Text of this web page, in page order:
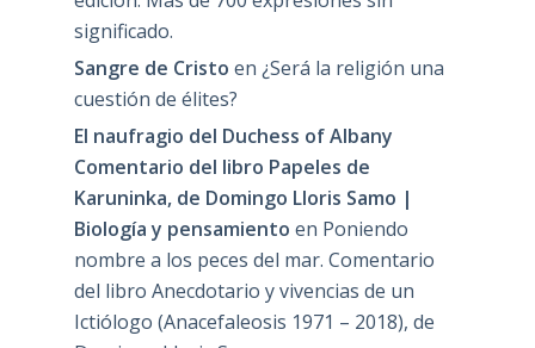
significado.
Sangre de Cristo en ¿Será la religión una
cuestión de élites?
El naufragio del Duchess of Albany
Comentario del libro Papeles de
Karuninka, de Domingo Lloris Samo |
Biología y pensamiento en Poniendo
nombre a los peces del mar. Comentario
del libro Anecdotario y vivencias de un
Ictiólogo (Anacefaleosis 1971 – 2018), de